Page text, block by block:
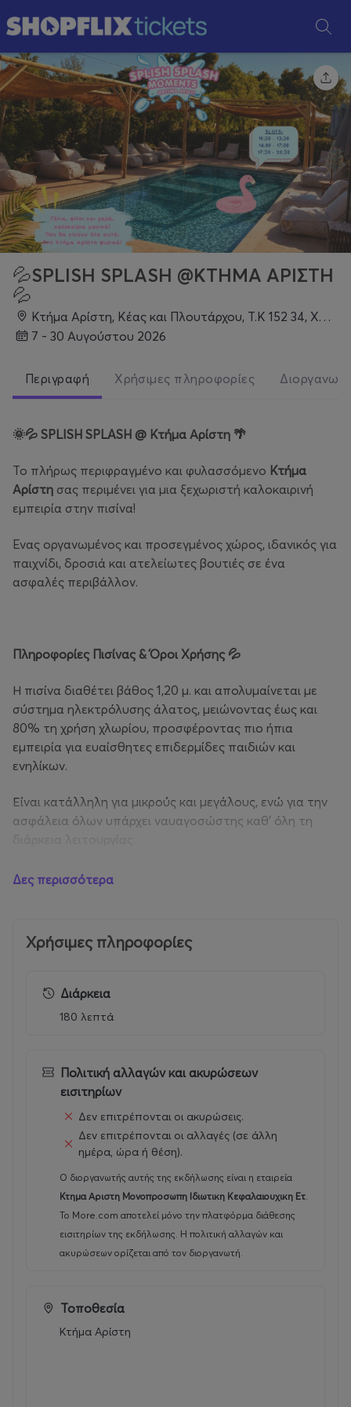
💦SPLISH SPLASH @KTΗΜΑ ΑΡΙΣΤΗ
💦
Κτήμα Αρίστη, Κέας και Πλουτάρχου, Τ.Κ 152 34, Χαλάνδρι
7 - 30 Αυγούστου 2026
Περιγραφή Χρήσιμες πληροφορίες
🌞💦 SPLISH SPLASH @ Κτήμα Αρίστη 🌴
Το πλήρως περιφραγμένο και φυλασσόμενο Κτήμα
Αρίστη σας περιμένει για μια ξεχωριστή καλοκαιρινή
εμπειρία στην πισίνα!
Ένας οργανωμένος και προσεγμένος χώρος, ιδανικός για
παιχνίδι, δροσιά και ατελείωτες βουτιές σε ένα
ασφαλές περιβάλλον.
Πληροφορίες Πισίνας & Όροι Χρήσης 💦
Η πισίνα διαθέτει βάθος 1,20 μ. και απολυμαίνεται με
σύστημα ηλεκτρόλυσης άλατος, μειώνοντας έως και
80% τη χρήση χλωρίου, προσφέροντας πιο ήπια
εμπειρία για ευαίσθητες επιδερμίδες παιδιών και
ενηλίκων.
Είναι κατάλληλη για μικρούς και μεγάλους, ενώ για την
ασφάλεια όλων υπάρχει ναυαγοσώστης καθ’ όλη τη
Χρήσιμες πληροφορίες:
• Παιδιά κάτω των 12 ετών πρέπει να συνοδεύονται
από τουλάχιστον έναν ενήλικα .
Κανονισμοί πισίνας:
Ο χώρος διαθέτει ντουζιέρες και αποδυτήρια. Πριν τη
χρήση της πισίνας το ντουζ είναι υποχρεωτικό απο
*Η χρήση πετσέτας είναι απαραίτητη
Για όσους δεν
διαθέτουν, παρέχουμε ατομικές συσκευασμένες
πετσέτες με κόστος 3€/τεμάχιο, για χρήση καθ όλη τη
διάρκεια παραμονής στο χώρο της πισίνας.
Το ωράριο λειτουργίας της πισίνας
Δες περισσότερα
Χρήσιμες πληροφορίες
Διάρκεια
180 λεπτά
Πολιτική αλλαγών και ακυρώσεων
εισιτηρίων
Δεν επιτρέπονται οι ακυρώσεις.
Δεν επιτρέπονται οι αλλαγές (σε άλλη
ημέρα, ώρα ή θέση).
Ο διοργανωτής αυτής της εκδήλωσης είναι η εταιρεία
Κτημα Αριστη Μονοπροσωπη Ιδιωτικη Κεφαλαιουχικη Ετ.
Το More.com αποτελεί μόνο την πλατφόρμα διάθεσης
εισιτηρίων της εκδήλωσης. Η πολιτική αλλαγών και
ακυρώσεων ορίζεται από τον διοργανωτή.
Τοποθεσία
Κτήμα Αρίστη